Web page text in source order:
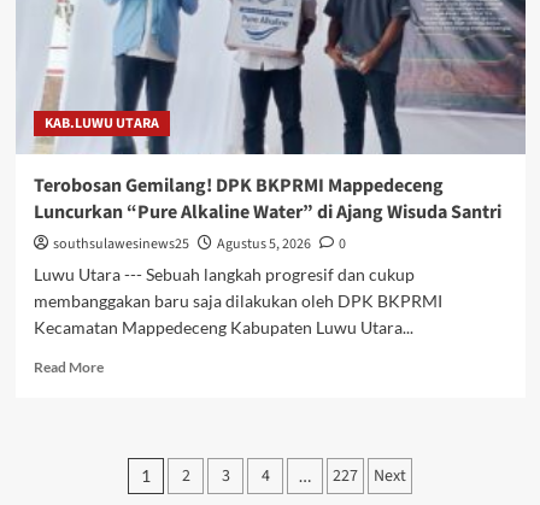
Siap
Lanjutkan
Prestasi
Pengurus
Sebelumnya
KAB.LUWU UTARA
Terobosan Gemilang! DPK BKPRMI Mappedeceng
Luncurkan “Pure Alkaline Water” di Ajang Wisuda Santri
southsulawesinews25 Agustus 5, 2026
0
Luwu Utara --- Sebuah langkah progresif dan cukup
membanggakan baru saja dilakukan oleh DPK BKPRMI
Kecamatan Mappedeceng Kabupaten Luwu Utara...
Read MoreRead
Gemilang!
Paginasi
1 2 3 4 … 227 Next